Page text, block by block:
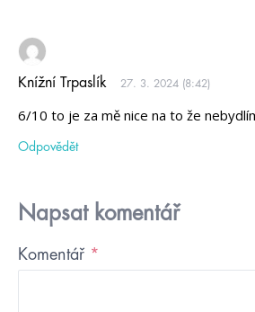
Knížní Trpaslík 27. 3. 2024 (8:42)
6/10 to je za mě nice na to že
Odpovědět
Napsat komentář
Komentář *